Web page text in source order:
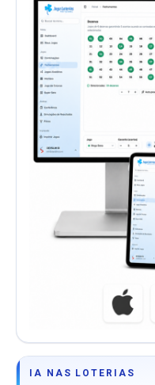
IA NAS LOTERIAS